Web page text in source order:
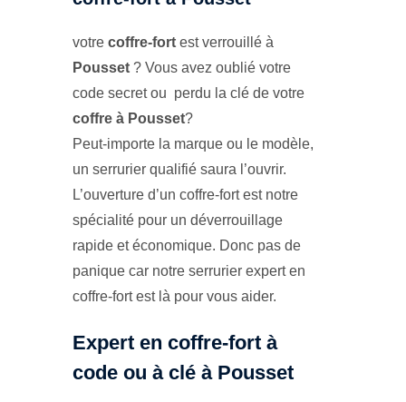
votre coffre-fort est verrouillé à
Pousset ? Vous avez oublié votre
code secret ou perdu la clé de votre
coffre à Pousset?
Peut-importe la marque ou le modèle,
un serrurier qualifié saura l’ouvrir.
L’ouverture d’un coffre-fort est notre
spécialité pour un déverrouillage
rapide et économique. Donc pas de
panique car notre serrurier expert en
coffre-fort est là pour vous aider.
Expert en coffre-fort à
code ou à clé à Pousset